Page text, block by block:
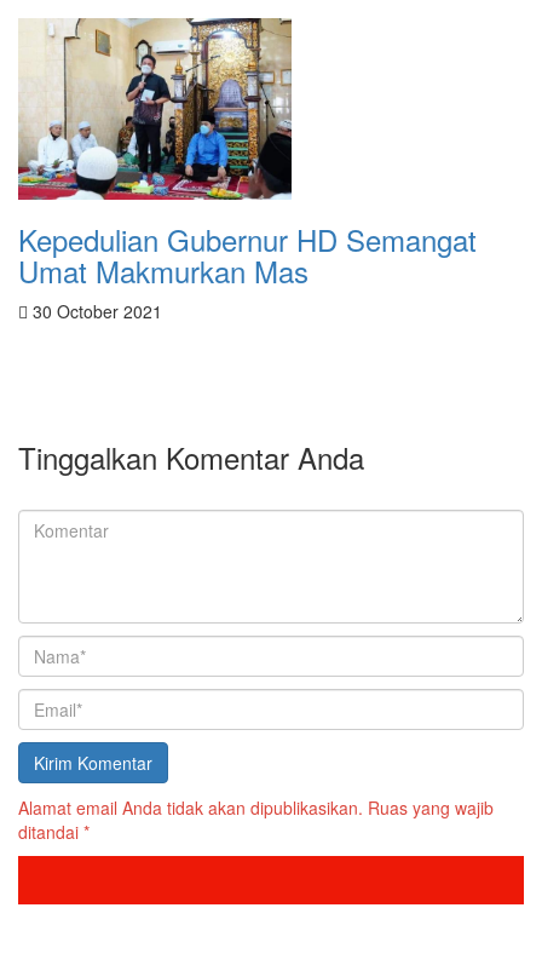
Kepedulian Gubernur HD Semangat
Umat Makmurkan Mas
30 October 2021
Tinggalkan Komentar Anda
Alamat email Anda tidak akan dipublikasikan. Ruas yang wajib
ditandai *